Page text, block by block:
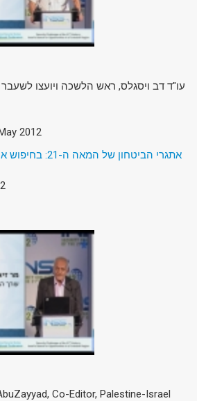
עו"ד דב ויסגלס, ראש הלשכה ויועצו
2012
אתגרי הביטחון של
Co-Editor, Palestine-Israel